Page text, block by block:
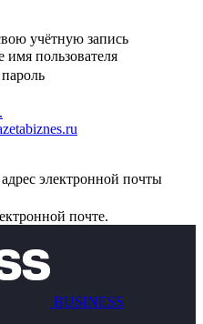
учётную запись
имя пользователя
электронной почты
почте.
BUSINESS